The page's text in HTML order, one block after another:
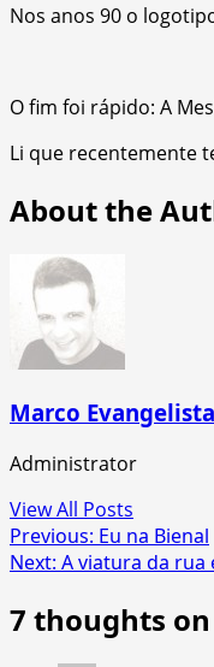
Nos anos 90 o
O fim foi rápido: A
Li que recentemente
About the
Marco Evangelista
Administrator
View All Posts
Post
navigation
Previous: Eu na Bienal
Next: A viatura da rua
7 thoughts on